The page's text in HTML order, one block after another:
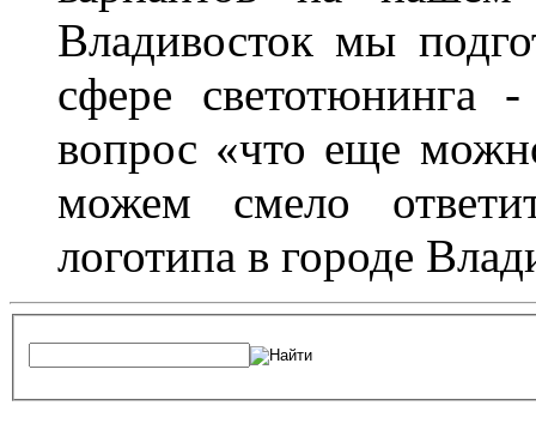
Владивосток мы
сфере светотюнинга
вопрос «что еще
можем смело
логотипа в городе